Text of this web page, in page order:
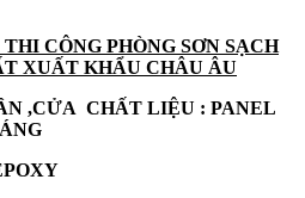
CÔNG PHÒNG SƠN SẠCH
XUẤT KHẨU CHÂU ÂU
,CỬA CHẤT LIỆU : PANEL